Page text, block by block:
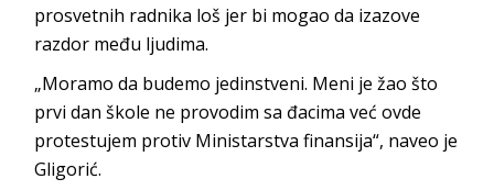
prosvetnih radnika loš jer bi mogao da izazove
razdor među ljudima.
„Moramo da budemo jedinstveni. Meni je žao što
prvi dan škole ne provodim sa đacima već ovde
protestujem protiv Ministarstva finansija“, naveo je
Gligorić.